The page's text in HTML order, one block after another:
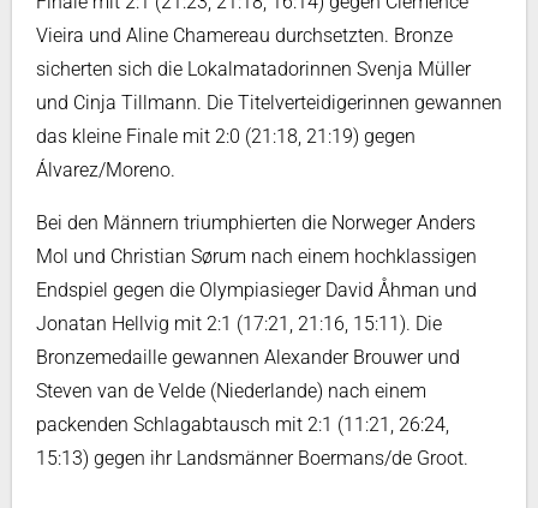
Vieira und Aline Chamereau durchsetzten. Bronze
sicherten sich die Lokalmatadorinnen Svenja Müller
und Cinja Tillmann. Die Titelverteidigerinnen gewannen
das kleine Finale mit 2:0 (21:18, 21:19) gegen
Álvarez/Moreno.
Bei den Männern triumphierten die Norweger Anders
Mol und Christian Sørum nach einem hochklassigen
Endspiel gegen die Olympiasieger David Åhman und
Jonatan Hellvig mit 2:1 (17:21, 21:16, 15:11). Die
Bronzemedaille gewannen Alexander Brouwer und
Steven van de Velde (Niederlande) nach einem
packenden Schlagabtausch mit 2:1 (11:21, 26:24,
15:13) gegen ihr Landsmänner Boermans/de Groot.